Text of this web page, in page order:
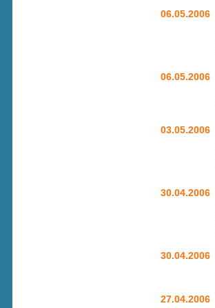
06.05.2006
06.05.2006
03.05.2006
30.04.2006
30.04.2006
27.04.2006